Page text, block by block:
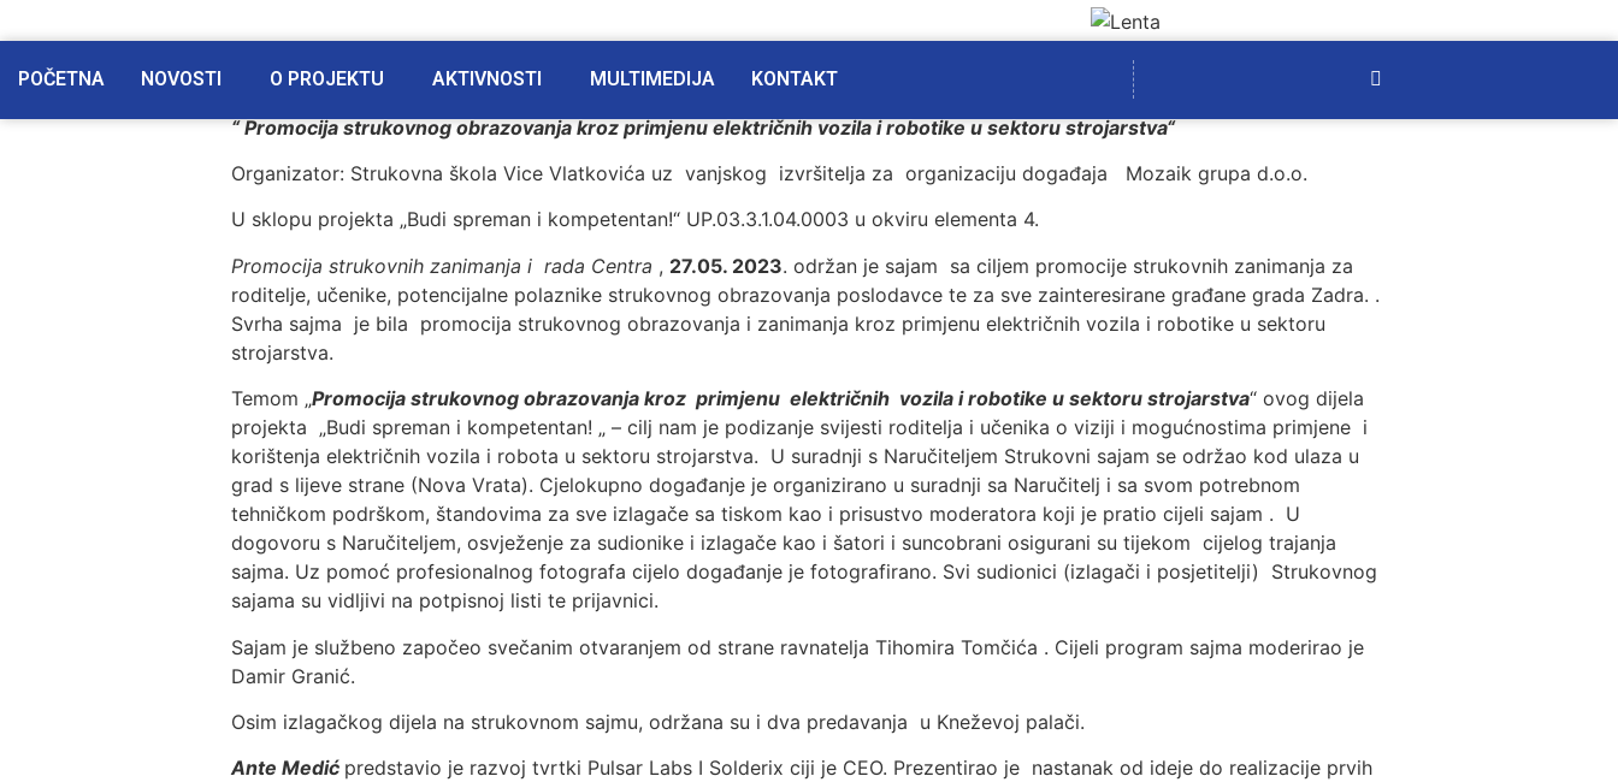
POČETNA NOVOSTI O PROJEKTU AKTIVNOSTI MULTIMEDIJA KONTAKT
“ Promocija strukovnog obrazovanja kroz primjenu električnih vozila i robotike u sektoru strojarstva“
Organizator: Strukovna škola Vice Vlatkovića uz vanjskog izvršitelja za organizaciju događaja Mozaik grupa d.o.o.
U sklopu projekta „Budi spreman i kompetentan!“ UP.03.3.1.04.0003 u okviru elementa 4.
Promocija strukovnih zanimanja i rada Centra , 27.05. 2023. održan je sajam sa ciljem promocije strukovnih zanimanja za
roditelje, učenike, potencijalne polaznike strukovnog obrazovanja poslodavce te za sve zainteresirane građane grada Zadra. .
Svrha sajma je bila promocija strukovnog obrazovanja i zanimanja kroz primjenu električnih vozila i robotike u sektoru
strojarstva.
Temom „Promocija strukovnog obrazovanja kroz primjenu električnih vozila i robotike u sektoru strojarstva“ ovog dijela
projekta „Budi spreman i kompetentan! „ – cilj nam je podizanje svijesti roditelja i učenika o viziji i mogućnostima primjene i
korištenja električnih vozila i robota u sektoru strojarstva. U suradnji s Naručiteljem Strukovni sajam se održao kod ulaza u
grad s lijeve strane (Nova Vrata). Cjelokupno događanje je organizirano u suradnji sa Naručitelj i sa svom potrebnom
tehničkom podrškom, štandovima za sve izlagače sa tiskom kao i prisustvo moderatora koji je pratio cijeli sajam . U
dogovoru s Naručiteljem, osvježenje za sudionike i izlagače kao i šatori i suncobrani osigurani su tijekom cijelog trajanja
sajma. Uz pomoć profesionalnog fotografa cijelo događanje je fotografirano. Svi sudionici (izlagači i posjetitelji) Strukovnog
sajama su vidljivi na potpisnoj listi te prijavnici.
Sajam je službeno započeo svečanim otvaranjem od strane ravnatelja Tihomira Tomčića . Cijeli program sajma moderirao je
Damir Granić.
Osim izlagačkog dijela na strukovnom sajmu, održana su i dva predavanja u Kneževoj palači.
Ante Medić predstavio je razvoj tvrtki Pulsar Labs I Solderix ciji je CEO. Prezentirao je nastanak od ideje do realizacije prvih